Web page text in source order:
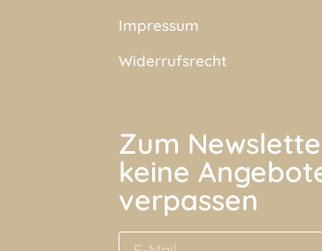
Impressum
Widerrufsrecht
Zum
keine
verpassen